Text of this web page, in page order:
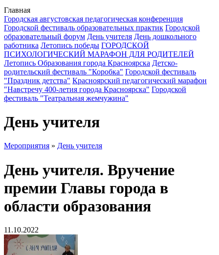
Главная
Городская августовская педагогическая конференция
Городской фестиваль образовательных практик Городской
образовательный форум День учителя День дошкольного
работника Летопись победы ГОРОДСКОЙ
ПСИХОЛОГИЧЕСКИЙ МАРАФОН ДЛЯ РОДИТЕЛЕЙ
Летопись Образования города Красноярска Детско-
родительский фестиваль "Коробка" Городской фестиваль
"Праздник детства" Красноярский педагогический марафон
"Навстречу 400-летия города Красноярска" Городской
фестиваль "Театральная жемчужина"
День учителя
Мероприятия » День учителя
День учителя. Вручение
премии Главы города в
области образования
11.10.2022